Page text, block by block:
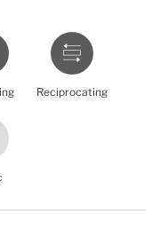
Reciprocating